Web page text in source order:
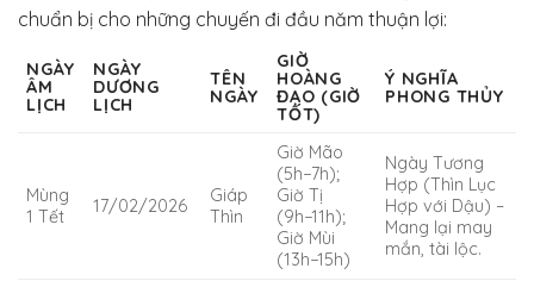
chuẩn bị cho những chuyến đi đầu năm thuận lợi:
NGÀY
ÂM
LỊCH
NGÀY
DƯƠNG
LỊCH
TÊN
NGÀY
GIỜ
HOÀNG
ĐẠO (GIỜ
TỐT)
Ý NGHĨA
PHONG THỦY
Mùng
1 Tết
17/02/2026
Giáp
Thìn
Giờ Mão
(5h−7h);
Giờ Tị
(9h−11h);
Giờ Mùi
(13h−15h)
Ngày Tương
Hợp (Thìn Lục
Hợp với Dậu) –
Mang lại may
mắn, tài lộc.